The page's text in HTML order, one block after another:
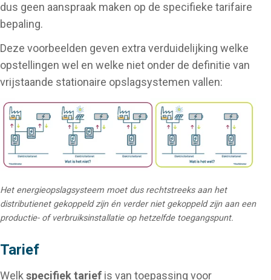
dus geen aanspraak maken op de specifieke tarifaire
bepaling.
Deze voorbeelden geven extra verduidelijking welke
opstellingen wel en welke niet onder de definitie van
vrijstaande stationaire opslagsystemen vallen:
Het energieopslagsysteem moet dus rechtstreeks aan het
distributienet gekoppeld zijn én verder niet gekoppeld zijn aan een
productie- of verbruiksinstallatie op hetzelfde toegangspunt.
Tarief
Welk specifiek tarief is van toepassing voor